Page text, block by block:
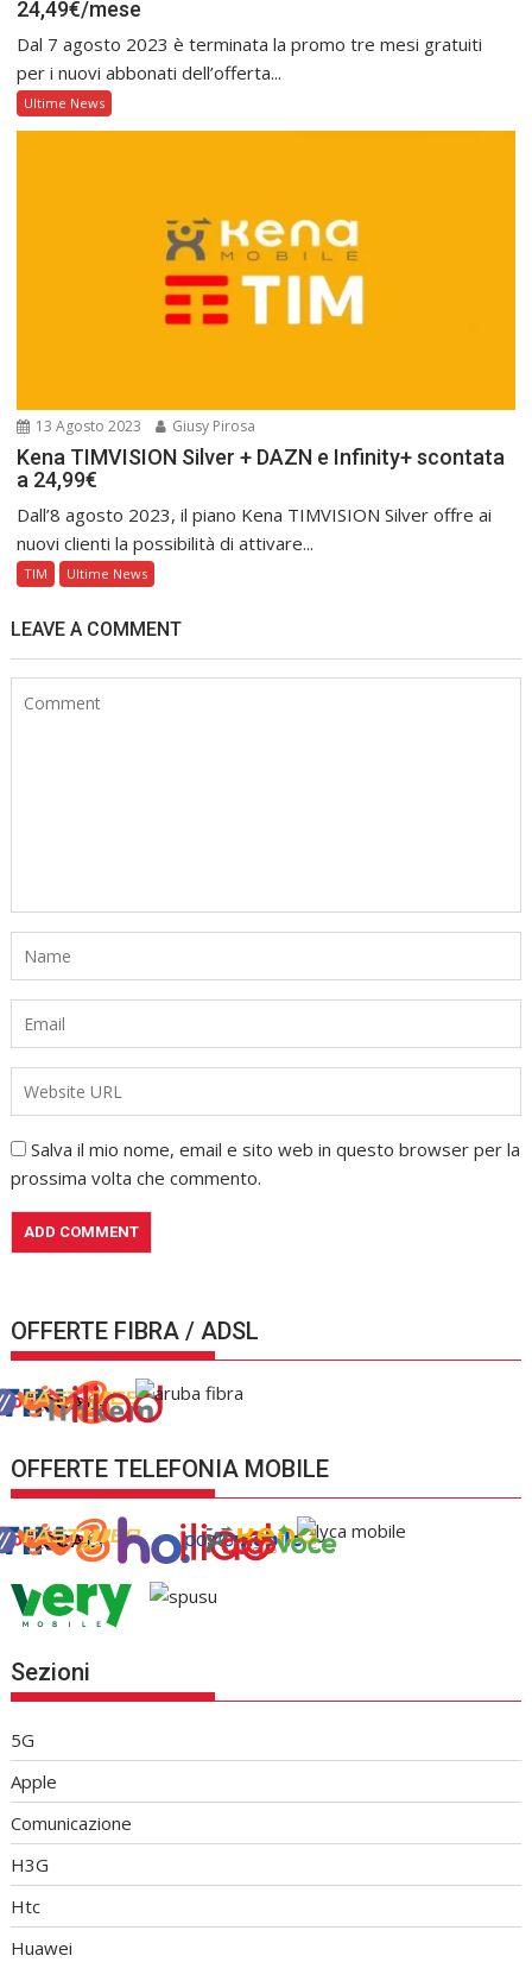
24,49€/mese
Dal 7 agosto 2023 è terminata la promo tre mesi gratuiti
per i nuovi abbonati dell’offerta...
Ultime News
13 Agosto 2023 Giusy Pirosa
Kena TIMVISION Silver + DAZN e Infinity+ scontata
a 24,99€
Dall’8 agosto 2023, il piano Kena TIMVISION Silver offre ai
nuovi clienti la possibilità di attivare...
TIM Ultime News
LEAVE A COMMENT
Salva il mio nome, email e sito web in questo browser per la
prossima volta che commento.
OFFERTE FIBRA / ADSL
OFFERTE TELEFONIA MOBILE
Sezioni
5G
Apple
Comunicazione
H3G
Htc
Huawei